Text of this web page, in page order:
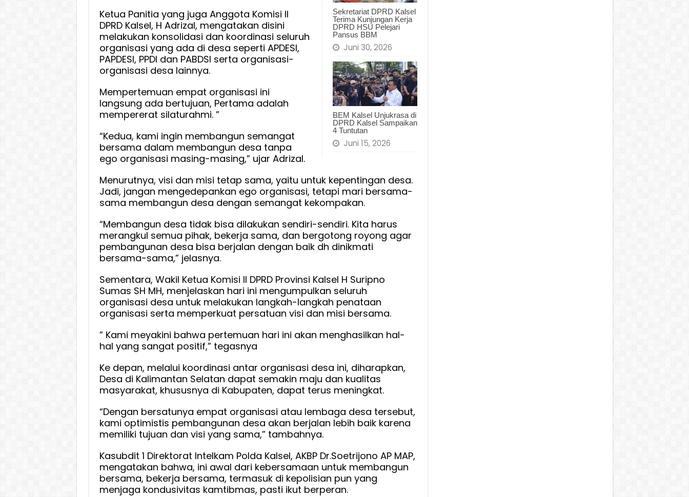
Sekretariat DPRD Kalsel
Terima Kunjungan Kerja
DPRD HSU Pelejari
Pansus BBM
Juni 30, 2026
BEM Kalsel Unjukrasa di
DPRD Kalsel Sampaikan
4 Tuntutan
Juni 15, 2026
Ketua Panitia yang juga Anggota Komisi II
DPRD Kalsel, H Adrizal, mengatakan disini
melakukan konsolidasi dan koordinasi seluruh
organisasi yang ada di desa seperti APDESI,
PAPDESI, PPDI dan PABDSI serta organisasi-
organisasi desa lainnya.
Mempertemuan empat organisasi ini
langsung ada bertujuan, Pertama adalah
mempererat silaturahmi. ”
“Kedua, kami ingin membangun semangat
bersama dalam membangun desa tanpa
ego organisasi masing-masing,” ujar Adrizal.
Menurutnya, visi dan misi tetap sama, yaitu untuk kepentingan desa.
Jadi, jangan mengedepankan ego organisasi, tetapi mari bersama-
sama membangun desa dengan semangat kekompakan.
“Membangun desa tidak bisa dilakukan sendiri-sendiri. Kita harus
merangkul semua pihak, bekerja sama, dan bergotong royong agar
pembangunan desa bisa berjalan dengan baik dh dinikmati
bersama-sama,” jelasnya.
Sementara, Wakil Ketua Komisi II DPRD Provinsi Kalsel H Suripno
Sumas SH MH, menjelaskan hari ini mengumpulkan seluruh
organisasi desa untuk melakukan langkah-langkah penataan
organisasi serta memperkuat persatuan visi dan misi bersama.
” Kami meyakini bahwa pertemuan hari ini akan menghasilkan hal-
hal yang sangat positif,” tegasnya
Ke depan, melalui koordinasi antar organisasi desa ini, diharapkan,
Desa di Kalimantan Selatan dapat semakin maju dan kualitas
masyarakat, khususnya di Kabupaten, dapat terus meningkat.
“Dengan bersatunya empat organisasi atau lembaga desa tersebut,
kami optimistis pembangunan desa akan berjalan lebih baik karena
memiliki tujuan dan visi yang sama,” tambahnya.
Kasubdit 1 Direktorat Intelkam Polda Kalsel, AKBP Dr.Soetrijono AP MAP,
mengatakan bahwa, ini awal dari kebersamaan untuk membangun
bersama, bekerja bersama, termasuk di kepolisian pun yang
menjaga kondusivitas kamtibmas, pasti ikut berperan.